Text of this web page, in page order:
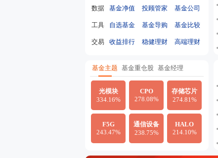
数据 基金净值 投顾管家 基金公司
工具 自选基金 基金导购 基金比较
交易 收益排行 稳健理财 高端理财
基金主题 基金重仓股 基金经理
光模块
334.16%
CPO
278.08%
存储芯片
274.81%
F5G
243.47%
通信设备
238.75%
HALO
214.10%